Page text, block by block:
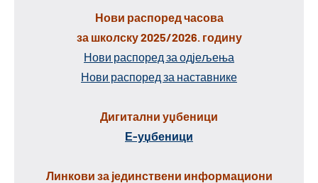
Нови распоред часова
за школску 2025/2026. годину
Нови распоред за одјељења
Нови распоред за наставнике
Дигитални уџбеници
Е-уџбеници
Линкови за јединствени информациони